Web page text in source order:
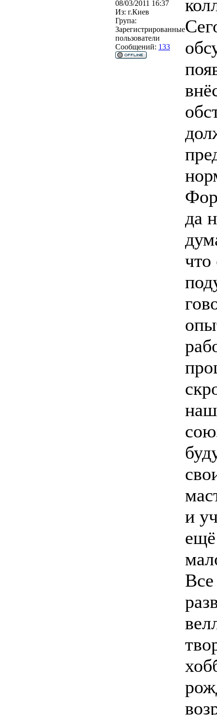
08/03/2011 16:37
Из: г.Киев
Група:
Зарегистрированные
пользователи
Сообщений: 133
да
что
и